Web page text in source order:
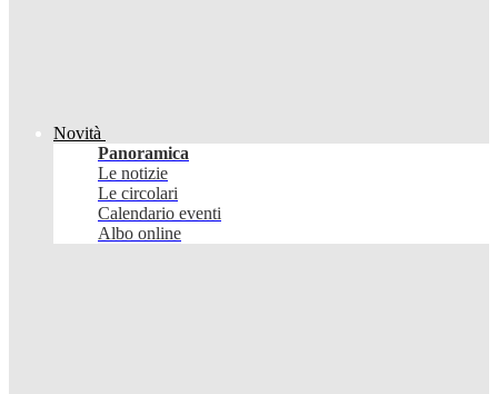
Novità
Panoramica
Le notizie
Le circolari
Calendario eventi
Albo online